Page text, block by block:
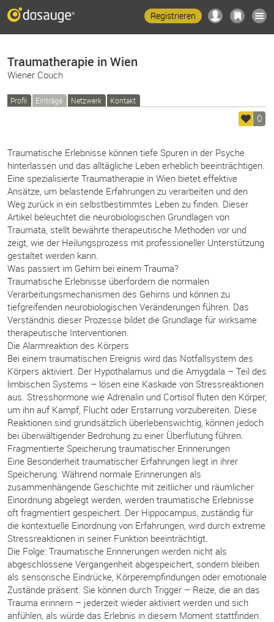
Registrieren
Traumatherapie in Wien
Wiener Couch
Profil Einträge Netzwerk Kontakt
0
Traumatische Erlebnisse können tiefe Spuren in der Psyche
hinterlassen und das alltägliche Leben erheblich beeinträchtigen.
Eine spezialisierte Traumatherapie in Wien bietet effektive
Ansätze, um belastende Erfahrungen zu verarbeiten und den
Weg zurück in ein selbstbestimmtes Leben zu finden. Dieser
Artikel beleuchtet die neurobiologischen Grundlagen von
Traumata, stellt bewährte therapeutische Methoden vor und
zeigt, wie der Heilungsprozess mit professioneller Unterstützung
gestaltet werden kann.
Was passiert im Gehirn bei einem Trauma?
Traumatische Erlebnisse überfordern die normalen
Verarbeitungsmechanismen des Gehirns und können zu
tiefgreifenden neurobiologischen Veränderungen führen. Das
Verständnis dieser Prozesse bildet die Grundlage für wirksame
therapeutische Interventionen.
Die Alarmreaktion des Körpers
Bei einem traumatischen Ereignis wird das Notfallsystem des
Körpers aktiviert. Der Hypothalamus und die Amygdala – Teil des
limbischen Systems – lösen eine Kaskade von Stressreaktionen
aus. Stresshormone wie Adrenalin und Cortisol fluten den Körper,
um ihn auf Kampf, Flucht oder Erstarrung vorzubereiten. Diese
Reaktionen sind grundsätzlich überlebenswichtig, können jedoch
bei überwältigender Bedrohung zu einer Überflutung führen.
Fragmentierte Speicherung traumatischer Erinnerungen
Eine Besonderheit traumatischer Erfahrungen liegt in ihrer
Speicherung. Während normale Erinnerungen als
zusammenhängende Geschichte mit zeitlicher und räumlicher
Einordnung abgelegt werden, werden traumatische Erlebnisse
oft fragmentiert gespeichert. Der Hippocampus, zuständig für
die kontextuelle Einordnung von Erfahrungen, wird durch extreme
Stressreaktionen in seiner Funktion beeinträchtigt.
Die Folge: Traumatische Erinnerungen werden nicht als
abgeschlossene Vergangenheit abgespeichert, sondern bleiben
als sensorische Eindrücke, Körperempfindungen oder emotionale
Zustände präsent. Sie können durch Trigger – Reize, die an das
Trauma erinnern – jederzeit wieder aktiviert werden und sich
anfühlen, als würde das Erlebnis in diesem Moment stattfinden.